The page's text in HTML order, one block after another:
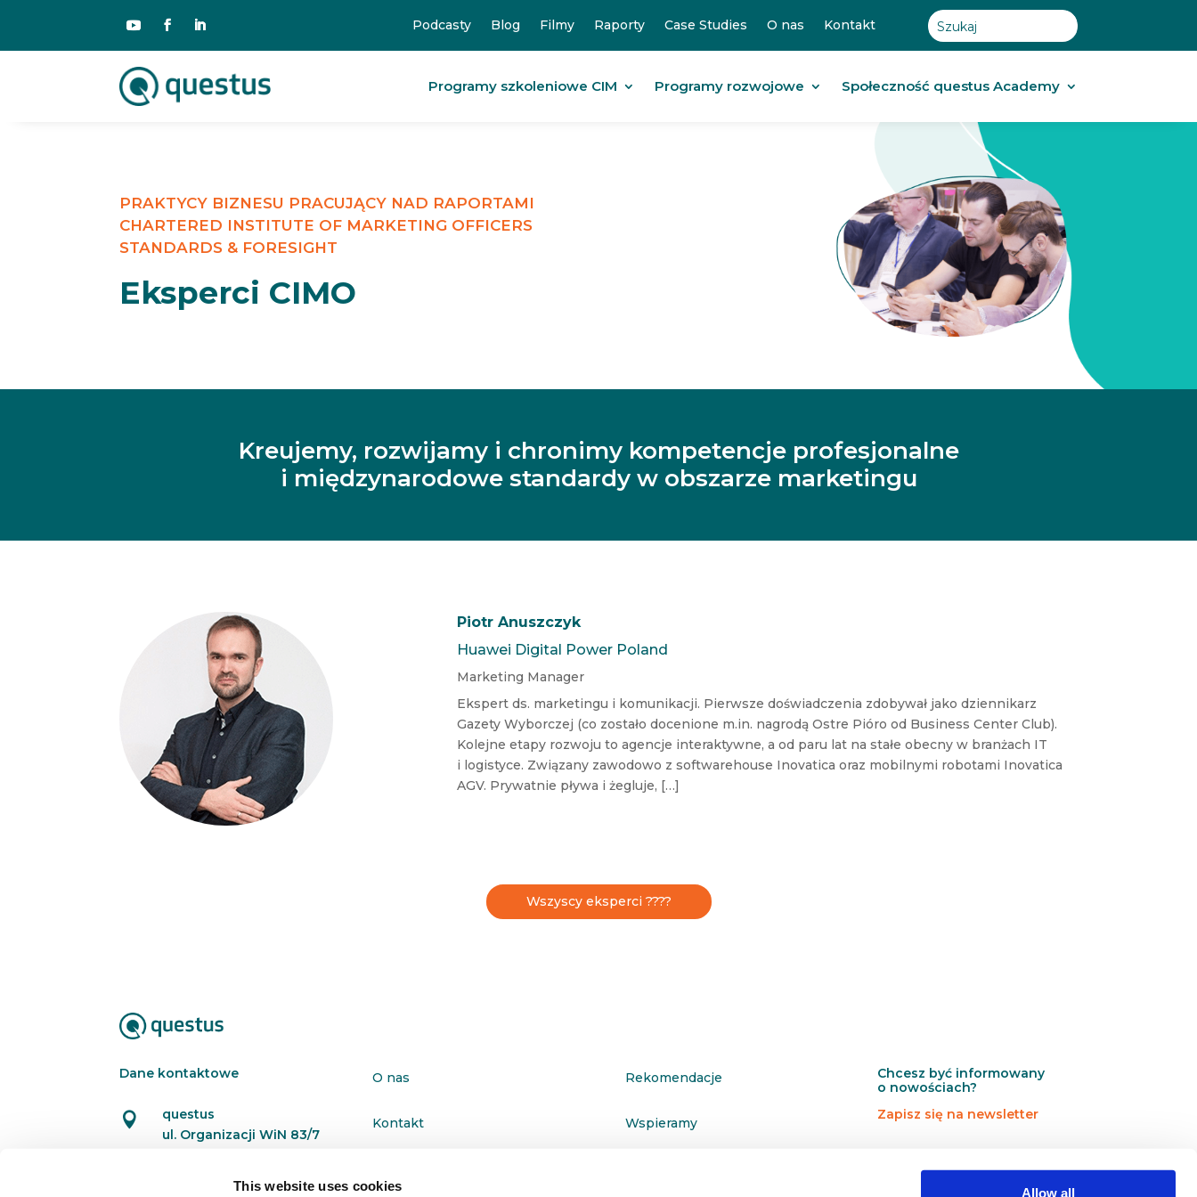
This website uses cookies Allow all
Podcasty Blog Filmy Raporty Case Studies O nas Kontakt
Programy szkoleniowe CIM Programy rozwojowe Społeczność questus Academy
PRAKTYCY BIZNESU PRACUJĄCY NAD RAPORTAMI
CHARTERED INSTITUTE OF MARKETING OFFICERS
STANDARDS & FORESIGHT
Eksperci CIMO
Kreujemy, rozwijamy i chronimy kompetencje profesjonalne
i międzynarodowe standardy w obszarze marketingu
Piotr Anuszczyk
Huawei Digital Power Poland
Marketing Manager
Ekspert ds. marketingu i komunikacji. Pierwsze doświadczenia zdobywał jako dziennikarz
Gazety Wyborczej (co zostało docenione m.in. nagrodą Ostre Pióro od Business Center Club).
Kolejne etapy rozwoju to agencje interaktywne, a od paru lat na stałe obecny w branżach IT
i logistyce. Związany zawodowo z softwarehouse Inovatica oraz mobilnymi robotami Inovatica
AGV. Prywatnie pływa i żegluje, […]
Wszyscy eksperci ????
Dane kontaktowe

questus
ul. Organizacji WiN 83/7
601 098 038
O nas
Kontakt
Rekomendacje
Wspieramy
Chcesz być informowany
o nowościach?
Zapisz się na newsletter
Newsletter